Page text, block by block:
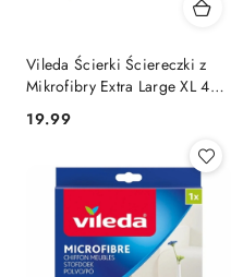
Vileda Ścierki Ściereczki z
Mikrofibry Extra Large XL 4
szt.
Cena:
19.99